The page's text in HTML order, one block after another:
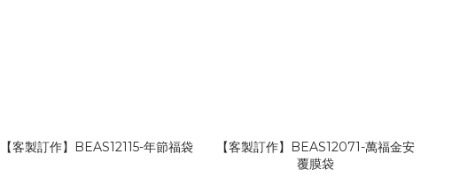
【客製訂作】BEAS12115-年節福袋
【客製訂作】BEAS12071-萬福金安
覆膜袋